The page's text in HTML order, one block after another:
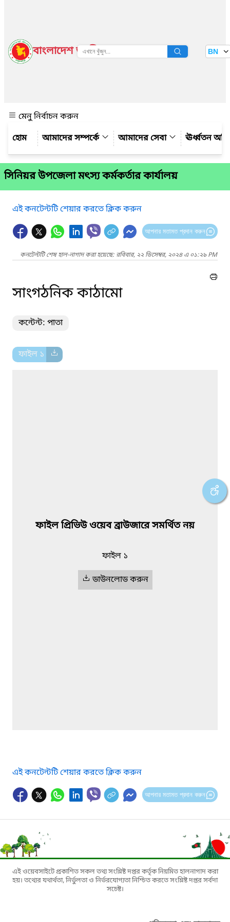
বাংলাদেশ জাতীয় তথ্য বাতায়ন BN
মেনু নির্বাচন করুন
আমাদের সম্পর্কে
আমাদের সেবা ঊর্ধ্বতন
সিনিয়র উপজেলা মৎস্য কর্মকর্তার কার্যালয়
এই কনটেন্টটি শেয়ার করতে ক্লিক করুন
আপনার মতামত প্রদান করুন
কনটেন্টটি শেষ হাল-নাগাদ করা হয়েছে: রবিবার, ২২ ডিসেম্বর, ২০২৪ এ ০১:২৯ PM
সাংগঠনিক কাঠামো
কন্টেন্ট: পাতা
ফাইল ১
ফাইল প্রিভিউ ওয়েব ব্রাউজারে সমর্থিত নয়
ফাইল ১
ডাউনলোড করুন
এই কনটেন্টটি শেয়ার করতে ক্লিক করুন
আপনার মতামত প্রদান করুন
এই ওয়েবসাইটে প্রকাশিত সকল তথ্য সংশ্লিষ্ট দপ্তর কর্তৃক নিয়মিত হালনাগাদ করা
হয়। তথ্যের যথার্থতা, নির্ভুলতা ও নির্ভরযোগ্যতা নিশ্চিত করতে সংশ্লিষ্ট দপ্তর সর্বদা
সচেষ্ট।